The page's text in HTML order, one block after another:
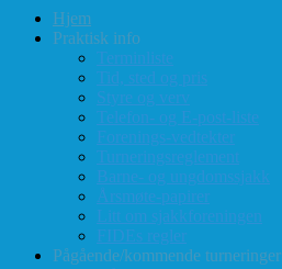
Hjem
Praktisk info
Terminliste
Tid, sted og pris
Styre og verv
Telefon- og E-post-liste
Forenings-vedtekter
Turneringsreglement
Barne- og ungdomssjakk
Årsmøte-papirer
Litt om sjakkforeningen
FIDEs regler
Pågående/kommende turneringer